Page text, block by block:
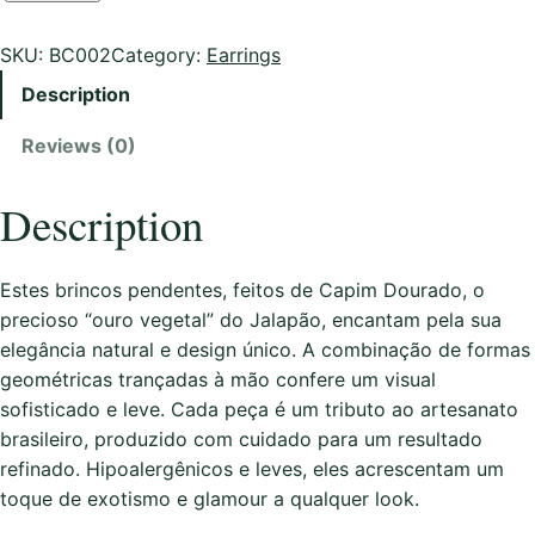
i
a
p
i
m
D
o
u
r
SKU: BC002Category: Earrings
Description
Reviews (0)
Description
Estes brincos pendentes, feitos de Capim Dourado, o
precioso “ouro vegetal” do Jalapão, encantam pela sua
elegância natural e design único. A combinação de formas
geométricas trançadas à mão confere um visual
sofisticado e leve. Cada peça é um tributo ao artesanato
brasileiro, produzido com cuidado para um resultado
refinado. Hipoalergênicos e leves, eles acrescentam um
toque de exotismo e glamour a qualquer look.